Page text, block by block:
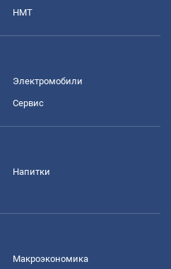
НМТ
Электромобили
Сервис
Напитки
Mакроэкономика